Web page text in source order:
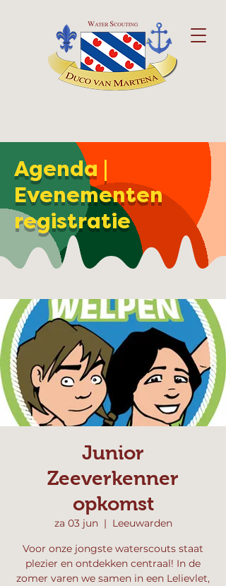
Agenda |
Evenementen
registratie
Junior
Zeeverkenner
opkomst
za 03 jun
  |
Leeuwarden
Voor onze jongste waterscouts staat
plezier en ontdekken centraal! In de
zomer varen we samen in een Lelievlet,